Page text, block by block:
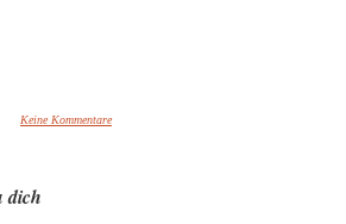
Keine Kommentare
dich